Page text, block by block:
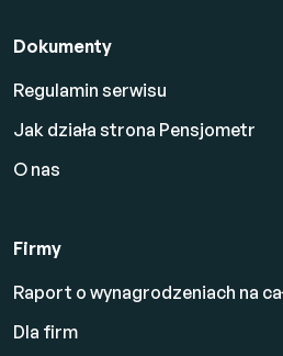
Dokumenty
Regulamin serwisu
Jak działa strona Pensjometr
O nas
Firmy
Raport o wynagrodzeniach na
Dla firm